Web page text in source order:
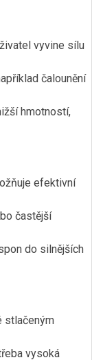
vyvine sílu
čalounění
hmotností,
efektivní
častější
do silnějších
stlačeným
vysoká